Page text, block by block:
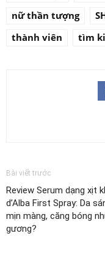
nữ thần tượng
thành viên
tìm
Bài viết trước
Review Serum dạng xịt
d’Alba First Spray: Da
mịn màng, căng bóng
gương?